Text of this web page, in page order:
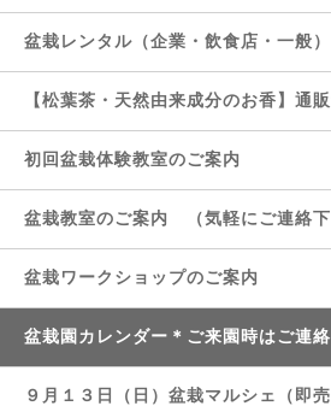
盆栽レンタル（企業・飲食店・一般
【松葉茶・天然由来成分のお香】通
初回盆栽体験教室のご案内
盆栽教室のご案内 （気軽にご連絡下
盆栽ワークショップのご案内
盆栽園カレンダー＊ご来園時はご連
９月１３日（日）盆栽マルシェ（即